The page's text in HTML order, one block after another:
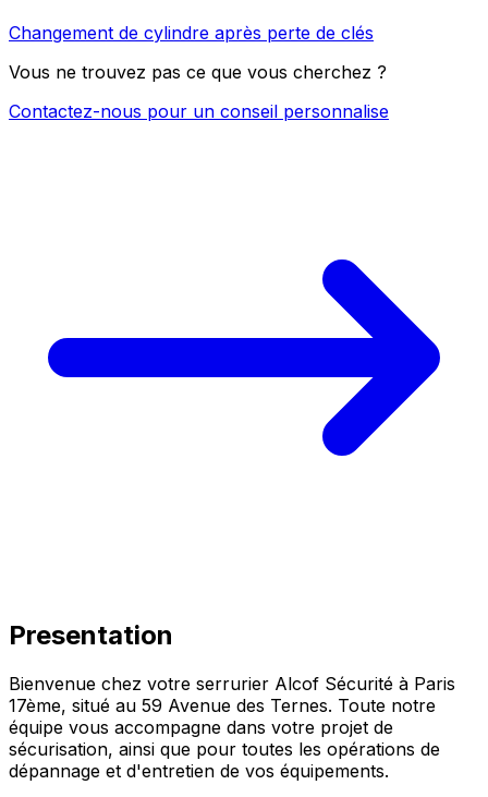
Changement de cylindre après perte de clés
Vous ne trouvez pas ce que vous cherchez ?
Contactez-nous pour un conseil personnalise
Presentation
Bienvenue chez votre serrurier Alcof Sécurité à Paris
17ème, situé au 59 Avenue des Ternes. Toute notre
équipe vous accompagne dans votre projet de
sécurisation, ainsi que pour toutes les opérations de
dépannage et d'entretien de vos équipements.